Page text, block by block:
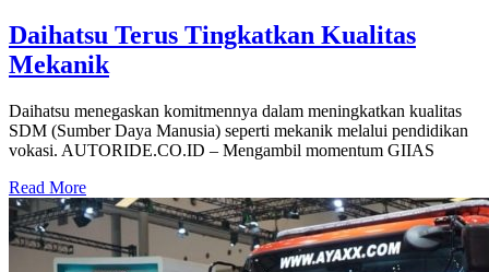
Daihatsu Terus Tingkatkan Kualitas
Mekanik
Daihatsu menegaskan komitmennya dalam meningkatkan kualitas
SDM (Sumber Daya Manusia) seperti mekanik melalui pendidikan
vokasi. AUTORIDE.CO.ID – Mengambil momentum GIIAS
Read More